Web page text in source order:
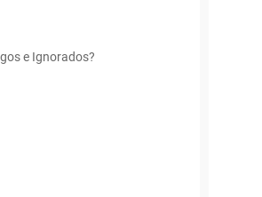
e Ignorados?